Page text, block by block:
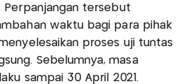
Perpanjangan tersebut
waktu bagi para pihak
proses uji tuntas
Sebelumnya, masa
sampai 30 April 2021.